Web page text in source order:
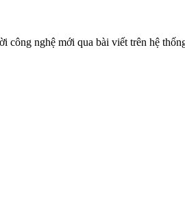
công nghệ mới qua bài viết trên hệ